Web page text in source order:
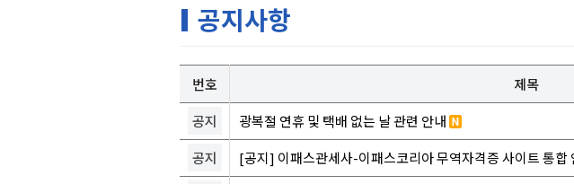
공지사항
번호 제목
공지
광복절 연휴 및 택배 없는 날 관련 안내
공지
[공지] 이패스관세사-이패스코리아 무역자격증 사이트 통합